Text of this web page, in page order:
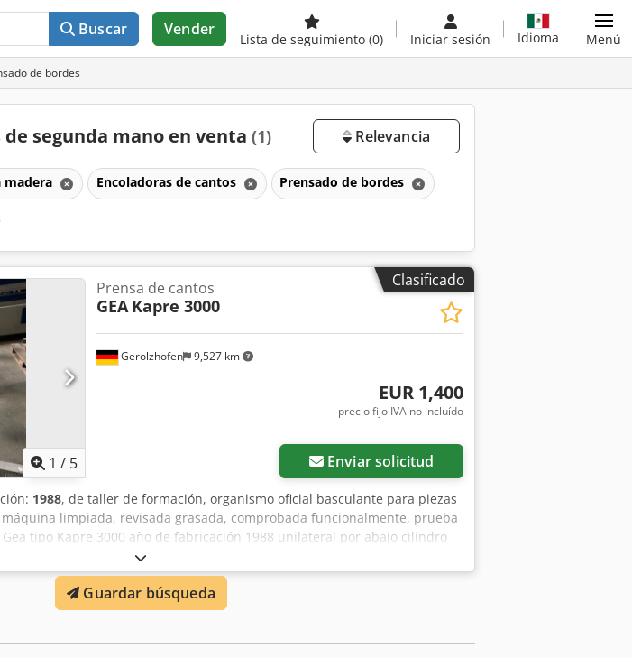
Buscar Vender
Lista de seguimiento (0) Iniciar sesión Idioma Menú
de bordes
segunda mano en venta (1) Relevancia
madera Encoladoras de cantos Prensado de bordes
Clasificado
1 / 5
Gerolzhofen 9,527 km
Prensa de cantos
GEA Kapre 3000
EUR 1,400
precio fijo IVA no incluído
Enviar solicitud
1988, de taller de formación, organismo oficial basculante para piezas
limpiada, revisada grasada, comprobada funcionalmente, prueba
tipo Kapre 3000 año de fabricación 1988 unilateral por abajo cilindro
de trabajo 3000 mm neumática móvil Piezas nuevas: lubricador
comprimido 2 juntas de olla cilindro de presión 2 juntas de olla cilindro de
Cjdpfx Aewbi Exocneha Ubicación de almacén 97447 Gerolzhofen,
en el estado actual, tal como se ve, sin garantía ni responsabilidad
Guardar búsqueda